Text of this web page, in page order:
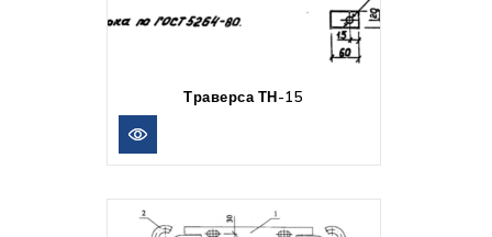
Траверса ТН-15